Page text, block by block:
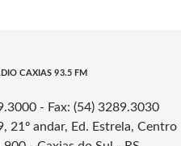
CAXIAS 93.5 FM
- Fax: (54) 3289.3030
21º andar, Ed. Estrela, Centro